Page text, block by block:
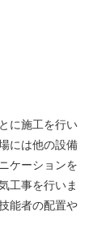
に施工を行い
には他の設備
ケーションを
工事を行いま
能者の配置や